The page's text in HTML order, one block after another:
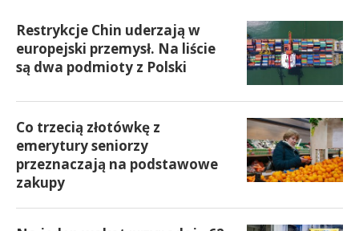
Restrykcje Chin uderzają w
europejski przemysł. Na liście
są dwa podmioty z Polski
Co trzecią złotówkę z
emerytury seniorzy
przeznaczają na podstawowe
zakupy